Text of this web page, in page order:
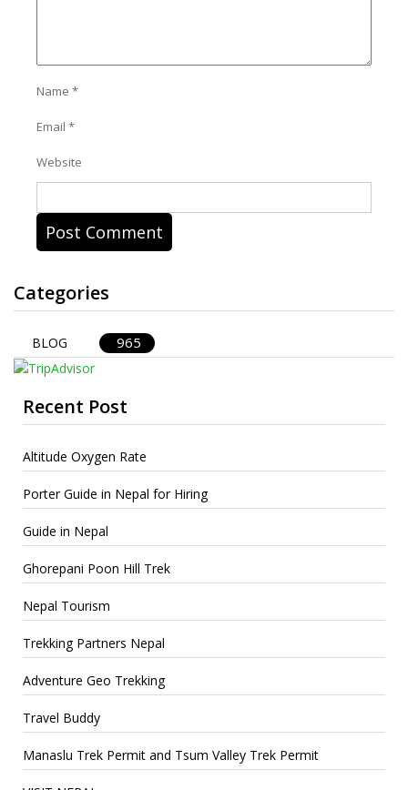
Name *
Email *
Website
Categories
BLOG 965
Recent Post
Altitude Oxygen Rate
Porter Guide in Nepal for Hiring
Guide in Nepal
Ghorepani Poon Hill Trek
Nepal Tourism
Trekking Partners Nepal
Adventure Geo Trekking
Travel Buddy
Manaslu Trek Permit and Tsum Valley Trek Permit